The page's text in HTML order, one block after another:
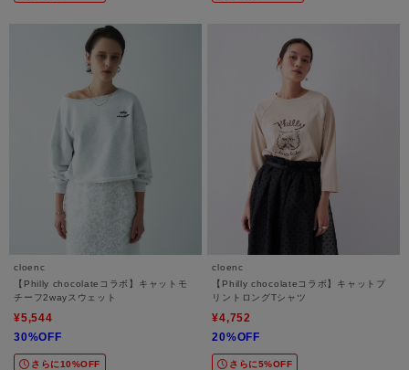
cloenc
【Philly chocolateコラボ】キャットモ
チーフ2wayスウェット
¥5,544
30%OFF
さらに10%OFF
cloenc
【Philly chocolateコラボ】キャットプ
リントロングTシャツ
¥4,752
20%OFF
さらに5%OFF